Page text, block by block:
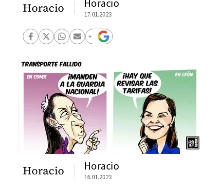
Horacio Horacio
17.01.2023
Horacio Horacio
16.01.2023